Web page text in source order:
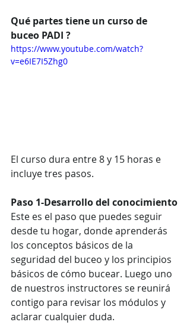
Qué partes tiene un curso de
buceo PADI ?
https://www.youtube.com/watch?
v=e6IE7I5Zhg0
El curso dura entre 8 y 15 horas e
incluye tres pasos.
Paso 1-Desarrollo del conocimiento
Este es el paso que puedes seguir
desde tu hogar, donde aprenderás
los conceptos básicos de la
seguridad del buceo y los principios
básicos de cómo bucear. Luego uno
de nuestros instructores se reunirá
contigo para revisar los módulos y
aclarar cualquier duda.